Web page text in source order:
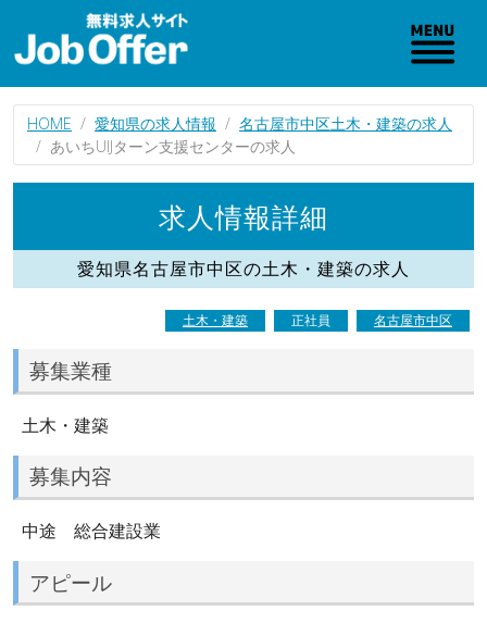
HOME 愛知県の求人情報
名古屋市中区土木・建築の求人
あいちUIJターン支援センターの求人
求人情報詳細
愛知県名古屋市中区の土木・建築の求人
土木・建築 正社員 名古屋市中区
募集業種
土木・建築
募集内容
中途 総合建設業
アピール